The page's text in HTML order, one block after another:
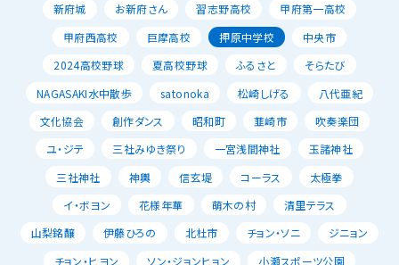
新府城
お新府さん 習志野高校
甲府第一高校
甲府西高校
巨摩高校 押原中学校
中央市
2024高校野球
夏高校野球 ふるさと
そらたび
NAGASAKI水中散歩
satonoka 松崎しげる
八代亜紀
文化協会
創作ダンス 昭和町 韮崎市
吹奏楽団
ユ・ジテ
三社みゆき祭り 一宮浅間神社
玉諸神社
三社神社
神輿 信玄堤 コーラス
太極拳
イ・ボヨン
花様年華 萌木の村
清里テラス
山梨銘醸
伊藤ひろの 北杜市 チョン・ソニ
ジニョン
チョン・ヒヨン
ソン・ジョンヒョン 小瀬スポーツ公園